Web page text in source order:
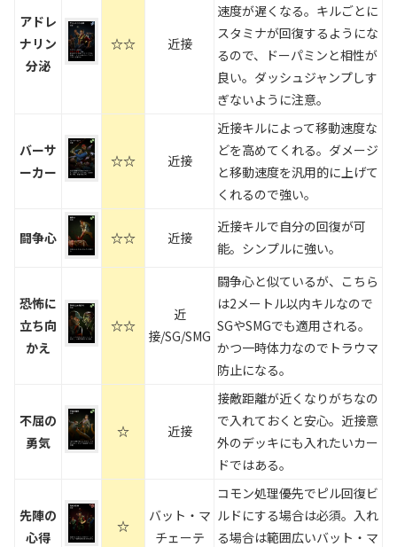
アドレ
ナリン
分泌
☆☆ 近接
速度が遅くなる。キルごとに
スタミナが回復するようにな
るので、ドーパミンと相性が
良い。ダッシュジャンプしす
ぎないように注意。
バーサ
ーカー
☆☆ 近接
近接キルによって移動速度な
どを高めてくれる。ダメージ
と移動速度を汎用的に上げて
くれるので強い。
闘争心 ☆☆ 近接
近接キルで自分の回復が可
能。シンプルに強い。
恐怖に
立ち向
かえ
☆☆
近
接/SG/SMG
闘争心と似ているが、こちら
は2メートル以内キルなので
SGやSMGでも適用される。
かつ一時体力なのでトラウマ
防止になる。
不屈の
勇気
☆ 近接
接敵距離が近くなりがちなの
で入れておくと安心。近接意
外のデッキにも入れたいカー
ドではある。
先陣の
心得
☆
バット・マ
チェーテ
コモン処理優先でピル回復ビ
ルドにする場合は必須。入れ
る場合は範囲広いバット・マ